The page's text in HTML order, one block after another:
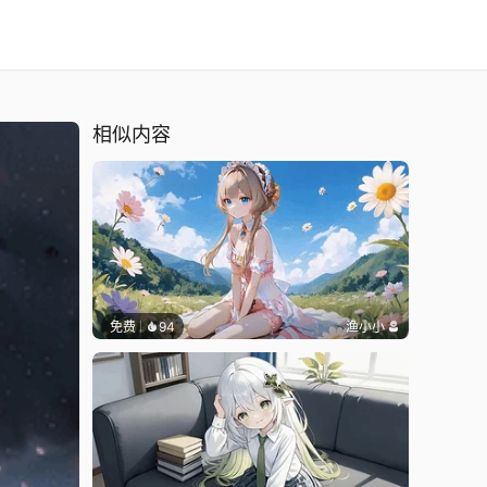
相似内容
免费 94 渔小小